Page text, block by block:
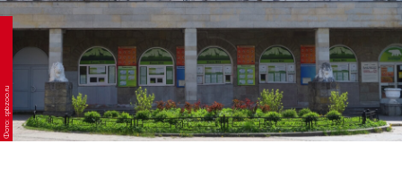
Фото: spbzoo.ru